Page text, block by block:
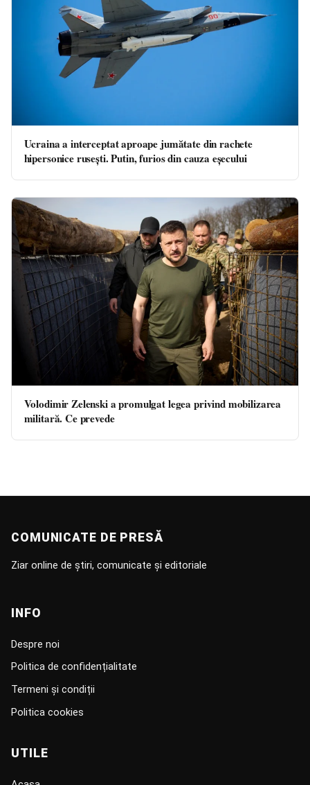
Ucraina a interceptat aproape jumătate din rachete
hipersonice rusești. Putin, furios din cauza eșecului
Volodimir Zelenski a promulgat legea privind mobilizarea
militară. Ce prevede
COMUNICATE DE PRESĂ
Ziar online de știri, comunicate și editoriale
INFO
Despre noi
Politica de confidențialitate
Termeni și condiții
Politica cookies
UTILE